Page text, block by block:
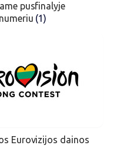
pusfinalyje
(1)
Eurovizijos dainos